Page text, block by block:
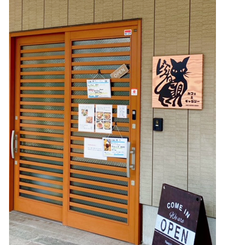
たいこうNavi
（たいこうNaviをご利用のお客さま向け）
サービスのご案内 ログイン（※）
※たいこうNaviはウェルスナビ株式会社が提供するサービスです。
これより先のページは、ウェルスナビ株式会社が運営するサイトとなりま
法人のお客さま
たいこうオフィスe-バンキング
サービスのご案内
NBセンター